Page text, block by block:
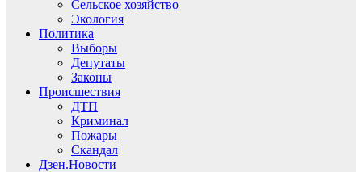
Сельское хозяйство
Экология
Политика
Выборы
Депутаты
Законы
Происшествия
ДТП
Криминал
Пожары
Скандал
Дзен.Новости